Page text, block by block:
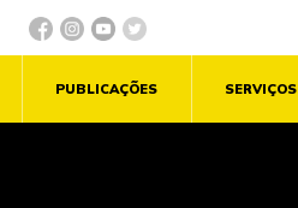
PUBLICAÇÕES SERVIÇOS